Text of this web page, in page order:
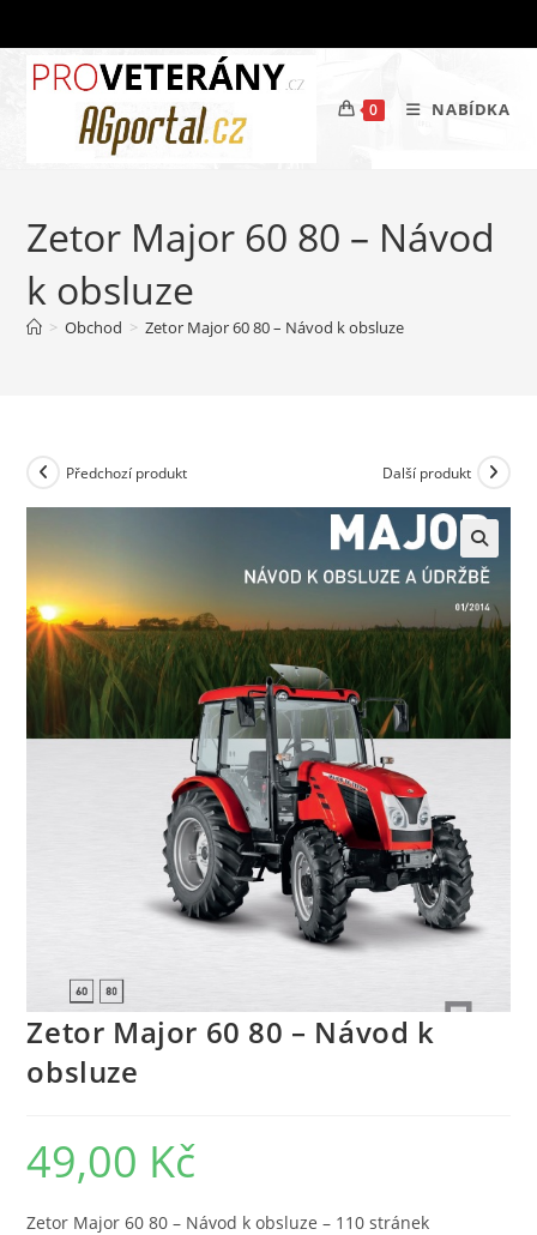
k
obsahu
0 NABÍDKA
Zetor Major 60 80 – Návod
k obsluze
> Obchod > Zetor Major 60 80 – Návod k obsluze
Předchozí produkt Další produkt
Zetor Major 60 80 – Návod k
obsluze
49,00 Kč
Zetor Major 60 80 – Návod k obsluze – 110 stránek